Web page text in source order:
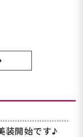
装開始です♪